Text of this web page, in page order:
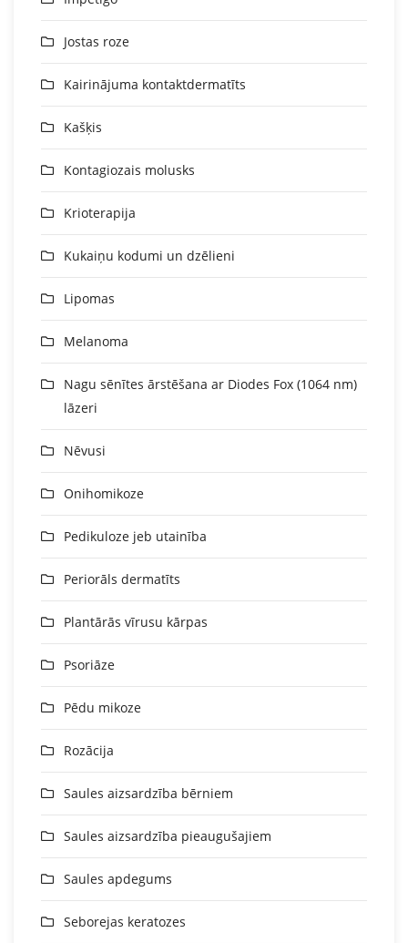
Jostas roze
Kairinājuma kontaktdermatīts
Kašķis
Kontagiozais molusks
Krioterapija
Kukaiņu kodumi un dzēlieni
Lipomas
Melanoma
Nagu sēnītes ārstēšana ar Diodes Fox (1064 nm)
lāzeri
Nēvusi
Onihomikoze
Pedikuloze jeb utainība
Periorāls dermatīts
Plantārās vīrusu kārpas
Psoriāze
Pēdu mikoze
Rozācija
Saules aizsardzība bērniem
Saules aizsardzība pieaugušajiem
Saules apdegums
Seborejas keratozes